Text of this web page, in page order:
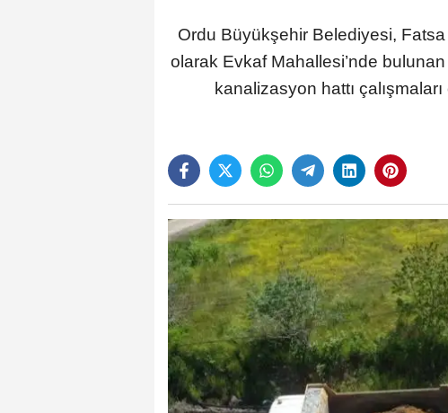
Ordu Büyükşehir Belediyesi, Fatsa
olarak Evkaf Mahallesi’nde
kanalizasyon hattı